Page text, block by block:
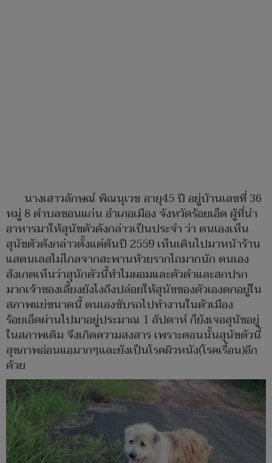
นางเสาวลักษณ์ พิณนุเวช อายุ45 ปี อยู่บ้านเลขที่ 36
หมู่ 8 ตำบลขอนแก่น อำเภอเมือง จังหวัดร้อยเอ็ด ผู้ที่นำ
อาหารมาให้สุนัขตัวดังกล่าวเป็นประจำ ว่า ตนเองเห็น
สุนัขตัวดังกล่าวตั้งแต่ต้นปี 2559 เห็นเดินไปมาหน้าร้าน
แสตนเลสไม่ไกลจากสะพานห้วยรากไถมากนัก ตนเอง
สังเกตเห็นว่าสุนักตัวนี้ทำไมผอมและตัวดำและสกปรก
มากเจ้าของเลี้ยงยังไงถึงปล่อยให้สุนัขของตัวเองตกอยู่ใน
สภาพแย่ขนาดนี้ ตนเองขับรถไปทำงานในตัวเมือง
ร้อยเอ็ดผ่านไปมาอยู่ประมาณ 1 สัปดาห์ ก็ยังเจอสุนัขอยู่
ในสภาพเดิม จึงเกิดความสงสาร เพราะตอนนั้นสุนัขตัวนี้
สุขภาพอ่อนแอมากๆและยังเป็นโรคผิวหนัง(โรคเรื้อน)อีก
ด้วย